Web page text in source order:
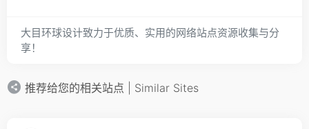
大目环球设计致力于优质、实用的网络站点资源收集与分
享！
推荐给您的相关站点 | Similar Sites